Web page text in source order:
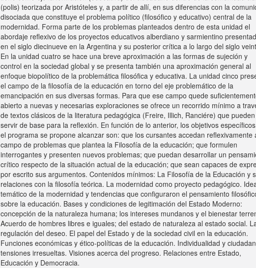
(polis) teorizada por Aristóteles y, a partir de allí, en sus diferencias con la
disociada que constituye el problema político (filosófico y educativo) central de la
modernidad. Forma parte de los problemas planteados dentro de esta unidad el
abordaje reflexivo de los proyectos educativos alberdiano y sarmientino
en el siglo diecinueve en la Argentina y su posterior crítica a lo largo del siglo
En la unidad cuatro se hace una breve aproximación a las formas de sujeción y
control en la sociedad global y se presenta también una aproximación general al
enfoque biopolítico de la problemática filosófica y educativa. La unidad cinco
el campo de la filosofía de la educación en torno del eje problemático de la
emancipación en sus diversas formas. Para que ese campo quede
abierto a nuevas y necesarias exploraciones se ofrece un recorrido mínimo a
de textos clásicos de la literatura pedagógica (Freire, Illich, Ranciére) que pueden
servir de base para la reflexión. En función de lo anterior, los objetivos
el programa se propone alcanzar son: que los cursantes accedan reflexivamente
campo de problemas que plantea la Filosofía de la educación; que formulen
interrogantes y presenten nuevos problemas; que puedan desarrollar un
crítico respecto de la situación actual de la educación; que sean capaces de
por escrito sus argumentos. Contenidos mínimos: La Filosofía de la Educación y
relaciones con la filosofía teórica. La modernidad como proyecto pedagógico.
temático de la modernidad y tendencias que configuraron el pensamiento
sobre la educación. Bases y condiciones de legitimación del Estado Moderno:
concepción de la naturaleza humana; los intereses mundanos y el bienestar
Acuerdo de hombres libres e iguales; del estado de naturaleza al estado social.
regulación del deseo. El papel del Estado y de la sociedad civil en la educación.
Funciones económicas y ético-políticas de la educación. Individualidad y
tensiones irresueltas. Visiones acerca del progreso. Relaciones entre Estado,
Educación y Democracia.